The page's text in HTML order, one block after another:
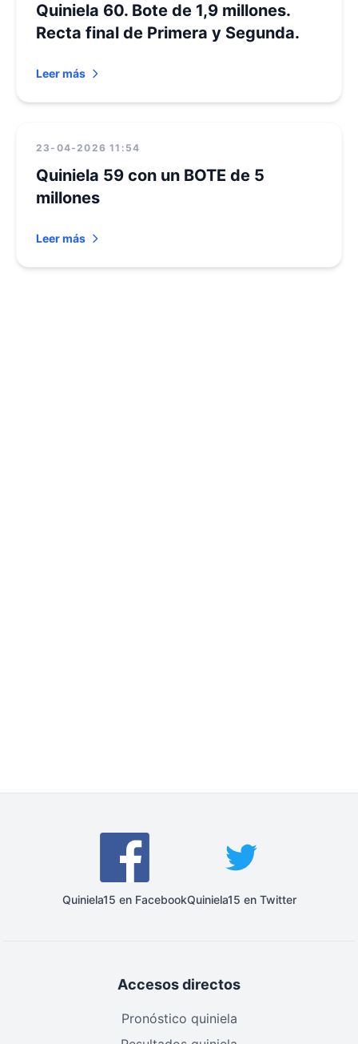
Quiniela 60. Bote de 1,9 millones.
Recta final de Primera y Segunda.
Leer más
23-04-2026 11:54
Quiniela 59 con un BOTE de 5
millones
Leer más
Quiniela15 en FacebookQuiniela15 en Twitter
Accesos directos
Pronóstico quiniela